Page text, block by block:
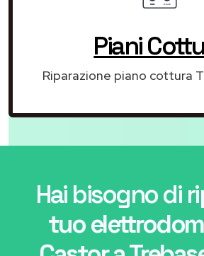
Piani
Riparazione piano cottura
Hai bisogno di
tuo